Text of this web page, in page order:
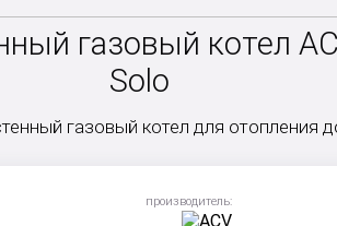
газовый котел
Solo
газовый котел для отопления